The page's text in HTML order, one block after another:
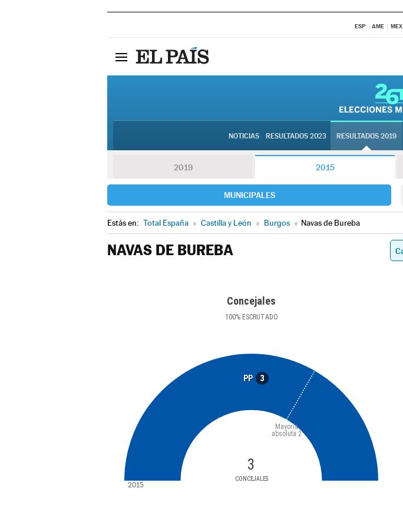
ESP AME MEX
NOTICIAS RESULTADOS 2023 RESULTADOS 2019
2019 2015
MUNICIPALES
Estás en: Total España » Castilla y León » Burgos » Navas de Bureba
NAVAS DE BUREBA
Concejales
100%ESCRUTADO
PP 3
3
CONCEJALES
Mayoría
absoluta 2
2015